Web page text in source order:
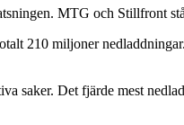
MTG och Stillfront
210 miljoner
saker. Det fjärde mest